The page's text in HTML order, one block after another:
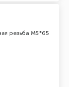
резьба М5*65